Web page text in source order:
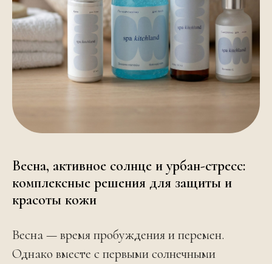
Весна, активное солнце и урбан-стресс:
комплексные решения для защиты и
красоты кожи
Весна — время пробуждения и перемен.
Однако вместе с первыми солнечными